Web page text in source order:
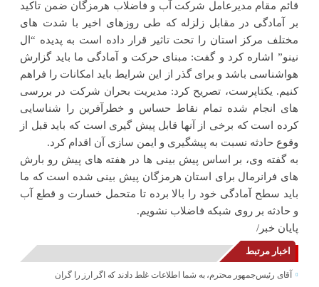
قائم مقام مدیرعامل شرکت آب و فاضلاب هرمزگان ضمن تاکید
بر آمادگی در مقابل زلزله که طی روزهای اخیر با شدت های
مختلف مرکز استان را تحت تاثیر قرار داده است به پدیده “ال
نینو” اشاره کرد و گفت: مبنای حرکت و آمادگی ما باید گزارش
هواشناسی باشد و برای گذر از این شرایط باید امکانات را فراهم
کنیم. یکتاپرست، تصریح کرد: مدیریت بحران شرکت در بررسی
های انجام شده تمام نقاط حساس و خطرآفرین را شناسایی
کرده است که برخی از آنها قابل پیش گیری است که باید قبل از
وقوع حادثه نسبت به پیشگیری و ایمن سازی آن اقدام کرد.
به گفته وی، بر اساس پیش بینی ها در هفته های پیش رو بارش
های فرانرمال برای استان هرمزگان پیش بینی شده است که ما
باید سطح آمادگی خود را بالا برده تا متحمل خسارت و قطع آب
و حادثه بر روی شبکه فاضلاب نشویم.
پایان خبر/
اخبار مرتبط
آقای رئیس‌جمهور محترم، به شما اطلاعات غلط دادند که اگر ارز را گران